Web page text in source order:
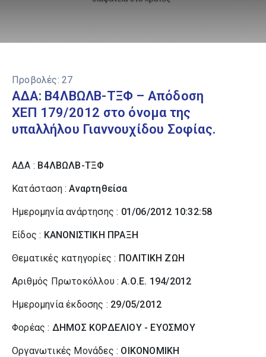
Προβολές: 27
ΑΔΑ: Β4ΛΒΩΛΒ-ΤΞΦ – Απόδοση
ΧΕΠ 179/2012 στο όνομα της
υπαλλήλου Γιαννουχίδου Σοφίας.
ΑΔΑ : Β4ΛΒΩΛΒ-ΤΞΦ
Κατάσταση :Αναρτηθείσα
Ημερομηνία ανάρτησης : 01/06/2012 10:32:58
Είδος : ΚΑΝΟΝΙΣΤΙΚΗ ΠΡΑΞΗ
Θεματικές κατηγορίες : ΠΟΛΙΤΙΚΗ ΖΩΗ
Αριθμός Πρωτοκόλλου :Α.Ο.Ε. 194/2012
Ημερομηνία έκδοσης : 29/05/2012
Φορέας : ΔΗΜΟΣ ΚΟΡΔΕΛΙΟΥ - ΕΥΟΣΜΟΥ
Οργανωτικές Μονάδες : ΟΙΚΟΝΟΜΙΚΗ